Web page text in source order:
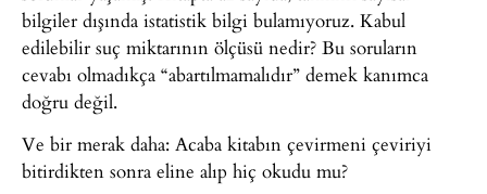
bilgiler dışında istatistik bilgi bulamıyoruz. Kabul
edilebilir suç miktarının ölçüsü nedir? Bu soruların
cevabı olmadıkça “abartılmamalıdır” demek kanımca
doğru değil.
Ve bir merak daha: Acaba kitabın çevirmeni çeviriyi
bitirdikten sonra eline alıp hiç okudu mu?